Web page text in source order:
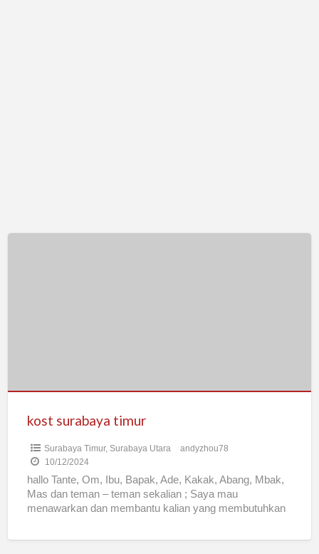
kost surabaya timur
Surabaya Timur, Surabaya Utara
andyzhou78
10/12/2024
hallo Tante, Om, Ibu, Bapak, Ade, Kakak, Abang, Mbak,
Mas dan teman – teman sekalian ; Saya mau
menawarkan dan membantu kalian yang membutuhkan